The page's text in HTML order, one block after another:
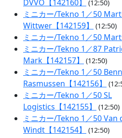
DVVO【142160】
(12:50)
ミニカー/Tekno 1／50
Wittwer【142159】
(12:50)
ミニカー/Tekno 1／50
ミニカー/Tekno 1／87
Mark【142157】
(12:50)
ミニカー/Tekno 1／50
Rasmussen【142156】
ミニカー/Tekno 1／50 SL
Logistics【142155】
(12:50)
ミニカー/Tekno 1／50 Van
Windt【142154】
(12:50)